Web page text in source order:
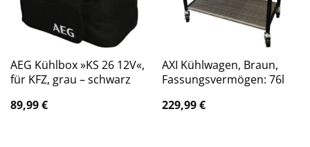
AEG Kühlbox »KS 26 12V«,
für KFZ, grau – schwarz
89,99€
AXI Kühlwagen, Braun,
Fassungsvermögen: 76l
229,99€